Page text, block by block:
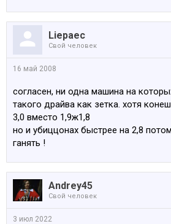
Liepaec
Свой человек
16 май 2008
согласен, ни одна машина на
такого драйва как зетка. хотя
3,0 вместо 1,9ж1,8
но и убиццонах быстрее на 2,8
ганять !
Andrey45
Свой человек
3 июл 2022